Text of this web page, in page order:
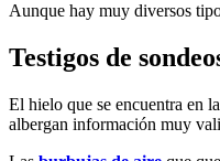
Aunque hay muy diversos
Testigos de
El hielo que se encuentra en
albergan información muy